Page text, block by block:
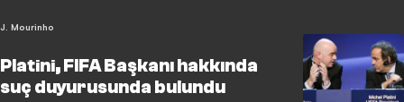
J. Mourinho
Platini, FIFA Başkanı hakkında
suç duyurusunda bulundu